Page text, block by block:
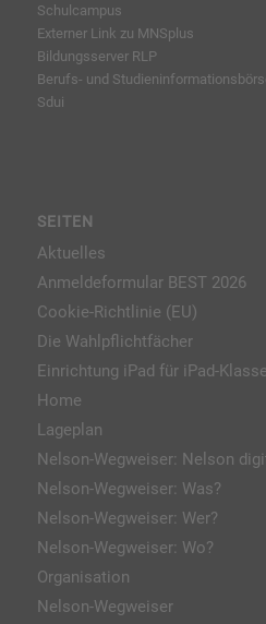
Schulcampus
Externer Link zu MNSplus
Bildungsserver RLP
Berufs- und
Sdui
SEITEN
Aktuelles
Anmeldeformular BEST 2026
Cookie-Richtlinie (EU)
Die Wahlpflichtfächer
Einrichtung iPad für iPad-Klasse
Home
Lageplan
Nelson-Wegweiser: Nelson
Nelson-Wegweiser: Was?
Nelson-Wegweiser: Wer?
Nelson-Wegweiser: Wo?
Organisation
Nelson-Wegweiser